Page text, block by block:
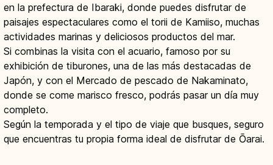
en la prefectura de Ibaraki, donde puedes disfrutar de
paisajes espectaculares como el torii de Kamiiso, muchas
actividades marinas y deliciosos productos del mar.
Si combinas la visita con el acuario, famoso por su
exhibición de tiburones, una de las más destacadas de
Japón, y con el Mercado de pescado de Nakaminato,
donde se come marisco fresco, podrás pasar un día muy
completo.
Según la temporada y el tipo de viaje que busques, seguro
que encuentras tu propia forma ideal de disfrutar de Ōarai.